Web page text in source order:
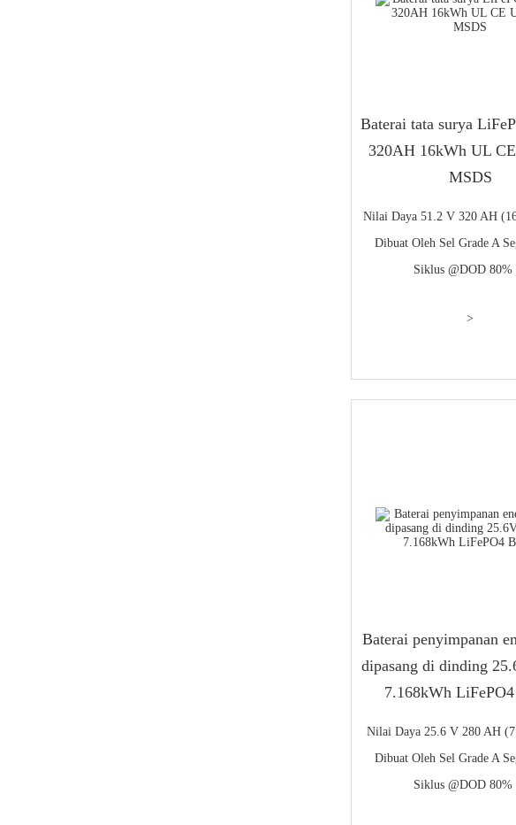
Baterai tata surya
320AH 16kWh UL
MSDS
Nilai Daya 51.2 V 320 AH
Dibuat Oleh Sel Grade A
Siklus @DOD 80%
>
Baterai penyimpanan
dipasang di dinding
7.168kWh
Nilai Daya 25.6 V 280 AH
Dibuat Oleh Sel Grade A
Siklus @DOD 80%